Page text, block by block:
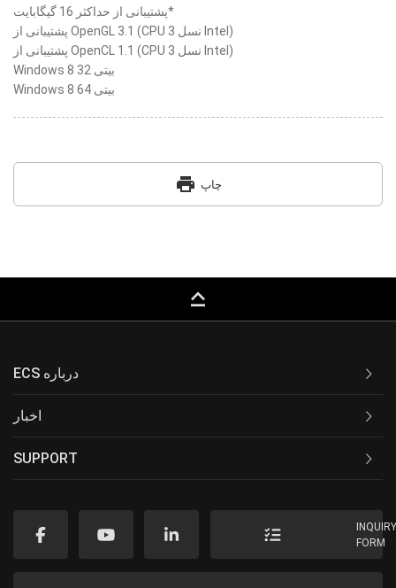
پشتیبانی از حداکثر 16 گیگابایت*
پشتیبانی از OpenGL 3.1 (CPU نسل 3 Intel)
پشتیبانی از OpenCL 1.1 (CPU نسل 3 Intel)
Windows 8 32 بیتی
Windows 8 64 بیتی
print چاپ
keyboard_capslock
ECS درباره
اخبار
SUPPORT
FORM